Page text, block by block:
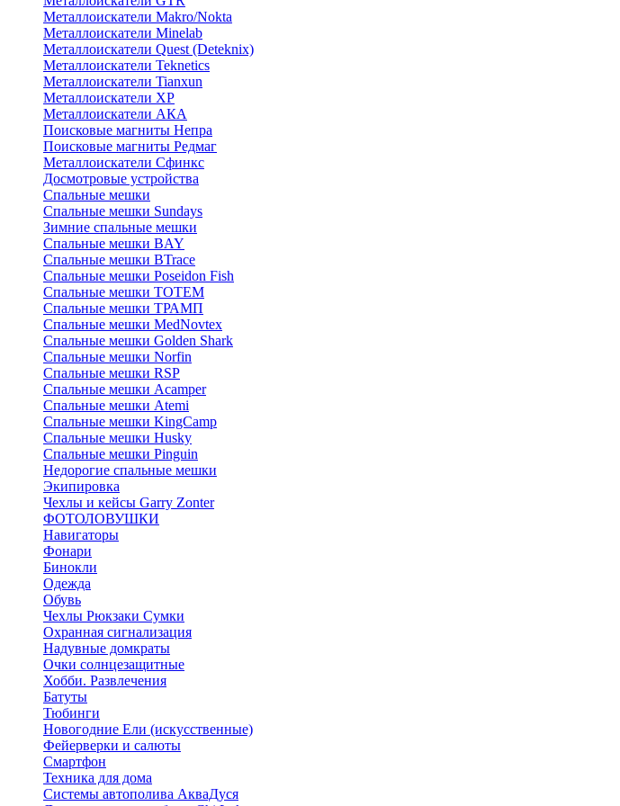
Металлоискатели Makro/Nokta
Металлоискатели Minelab
Металлоискатели Quest (Deteknix)
Металлоискатели Teknetics
Металлоискатели Tianxun
Металлоискатели XP
Металлоискатели АКА
Поисковые магниты Непра
Поисковые магниты Редмаг
Металлоискатели Сфинкс
Досмотровые устройства
Спальные мешки
Спальные мешки Sundays
Зимние спальные мешки
Спальные мешки BAY
Спальные мешки BTrace
Спальные мешки Poseidon Fish
Спальные мешки ТОТЕМ
Спальные мешки ТРАМП
Cпальные мешки MedNovtex
Спальные мешки Golden Shark
Спальные мешки Norfin
Спальные мешки RSP
Спальные мешки Acamper
Спальные мешки Atemi
Спальные мешки KingCamp
Спальные мешки Husky
Спальные мешки Pinguin
Недорогие спальные мешки
Экипировка
Чехлы и кейсы Garry Zonter
ФОТОЛОВУШКИ
Навигаторы
Фонари
Бинокли
Одежда
Обувь
Чехлы Рюкзаки Сумки
Охранная сигнализация
Надувные домкраты
Очки солнцезащитные
Хобби. Развлечения
Батуты
Тюбинги
Новогодние Ели (искусственные)
Фейерверки и салюты
Смартфон
Техника для дома
Системы автополива АкваДуся